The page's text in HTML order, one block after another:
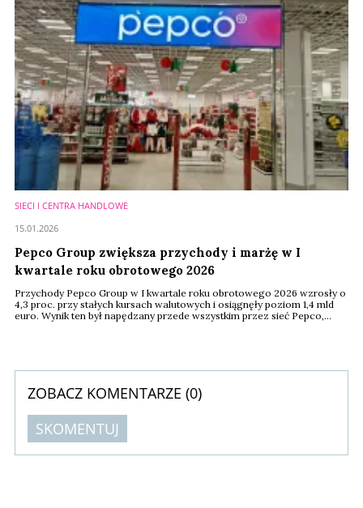
SIECI I CENTRA HANDLOWE
Pepco Group zwiększa przychody i marżę w I
kwartale roku obrotowego 2026
Przychody Pepco Group w I kwartale roku obrotowego 2026 wzrosły o
4,3 proc. przy stałych kursach walutowych i osiągnęły poziom 1,4 mld
euro. Wynik ten był napędzany przede wszystkim przez sieć Pepco,
15.01.2026
ZOBACZ KOMENTARZE (0)
SKOMENTUJ